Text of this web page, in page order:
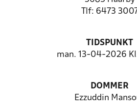
Tlf: 6473
TIDSPUNKT
man. 13-04-2026
DOMMER
Ezzuddin